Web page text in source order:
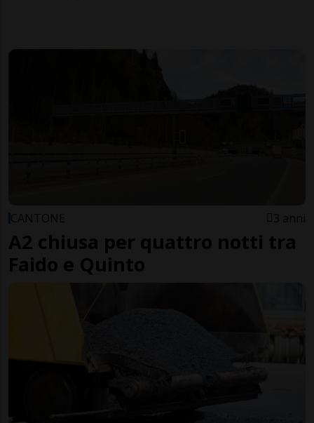
CANTONE 3 anni
A2 chiusa per quattro notti tra
Faido e Quinto